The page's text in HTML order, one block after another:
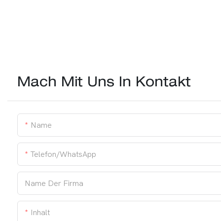
Mach Mit Uns In Kontakt
Name
Telefon/WhatsApp
Name Der Firma
Inhalt